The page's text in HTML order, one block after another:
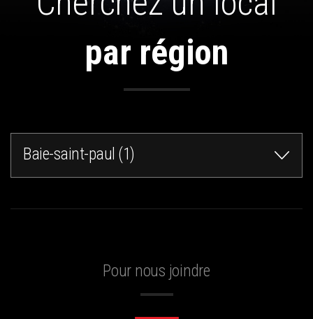
par région
Baie-saint-paul (1)
Pour nous joindre